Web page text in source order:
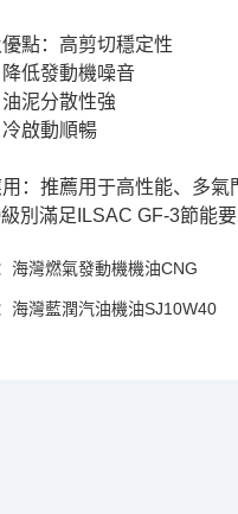
點：高剪切穩定性
發動機噪音
分散性強
動順暢
：推薦用于高性能、多
別滿足ILSAC GF-3節能要
海灣燃氣發動機機油CNG
海灣藍潤汽油機油SJ10W40